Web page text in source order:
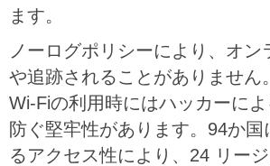
ます。
ノーログポリシーにより、オン
や追跡されることがありません
Wi-Fiの利用時にはハッカーに
防ぐ堅牢性があります。94か国
るアクセス性により、24 リージ